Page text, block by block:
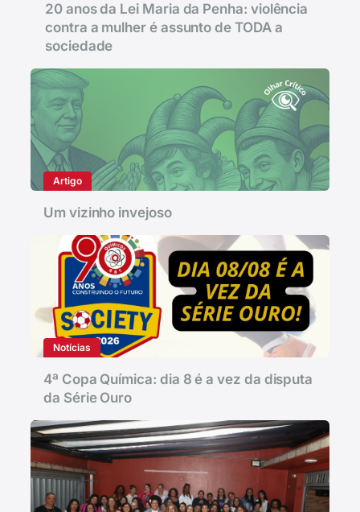
20 anos da Lei Maria da Penha: violência
contra a mulher é assunto de TODA a
sociedade
Artigo
Um vizinho invejoso
Notícias
4ª Copa Química: dia 8 é a vez da disputa
da Série Ouro